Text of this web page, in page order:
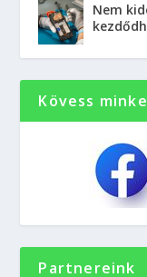
Nem
Kövess
Partnereink